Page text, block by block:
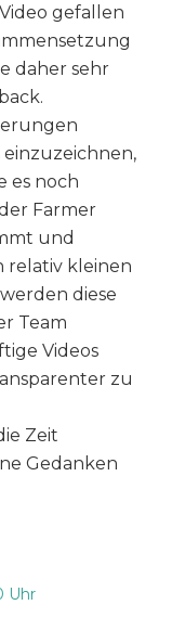
gefallen
daher sehr
es noch
Farmer
und
relativ kleinen
diese
Team
Videos
zu
Zeit
Gedanken
Uhr